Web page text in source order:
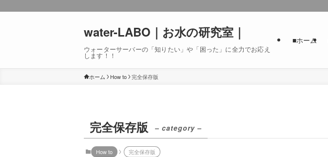
water-LABO｜お水の研究室｜
ウォーターサーバーの「知りたい」や「困った」に全力でお応え
します！！
■ホーム
ホーム How to 完全保存版
完全保存版 – category –
How to 完全保存版